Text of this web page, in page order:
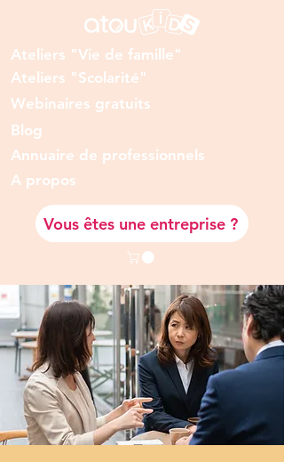
Ateliers "Vie de famille"
Ateliers "Scolarité"
Webinaires gratuits
Blog
Annuaire de professionnels
A propos
Vous êtes une entreprise ?